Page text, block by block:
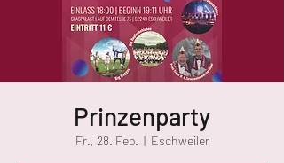
Prinzenparty
Fr., 28. Feb.
  |
Eschweiler